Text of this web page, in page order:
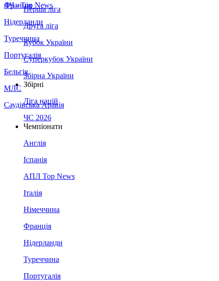
Франція
Нідерланди
Туреччина
Португалія
Бельгія
МЛС
Саудівська Аравія
ЛЧ - Top News
Перша ліга
Друга ліга
Кубок України
Суперкубок України
Збірна України
Збірні
Ліга націй
ЧС 2026
Чемпіонати
Англія
Іспанія
АПЛ Top News
Італія
Німеччина
Франція
Нідерланди
Туреччина
Португалія